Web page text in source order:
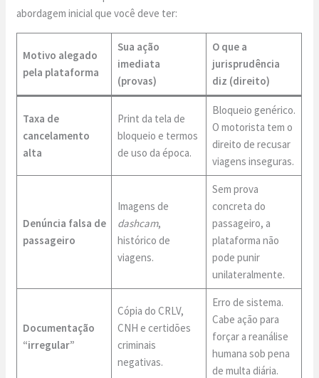
abordagem inicial que você deve ter:
Motivo alegado
pela plataforma
Sua ação
imediata
(provas)
O que a
jurisprudência
diz (direito)
Taxa de
cancelamento
alta
Print da tela de
bloqueio e termos
de uso da época.
Bloqueio genérico.
O motorista tem o
direito de recusar
viagens inseguras.
Denúncia falsa de
passageiro
Imagens de
dashcam,
histórico de
viagens.
Sem prova
concreta do
passageiro, a
plataforma não
pode punir
unilateralmente.
Documentação
“irregular”
Cópia do CRLV,
CNH e certidões
criminais
negativas.
Erro de sistema.
Cabe ação para
forçar a reanálise
humana sob pena
de multa diária.